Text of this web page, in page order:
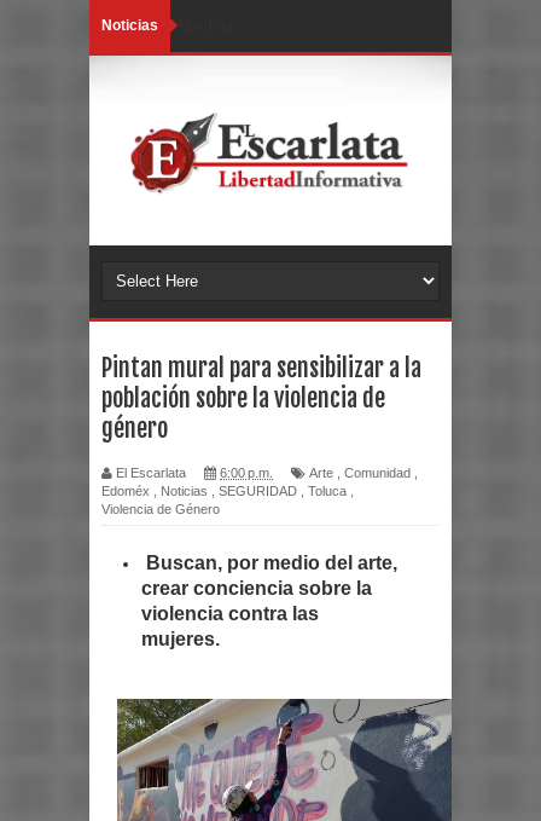
Noticias
Pintan mural para sensibilizar a la
población sobre la violencia de
género
El Escarlata 6:00 p.m. Arte Comunidad
Edoméx
Noticias SEGURIDAD Toluca
Violencia de Género
Buscan, por medio del arte,
crear conciencia sobre la
violencia contra las
mujeres.